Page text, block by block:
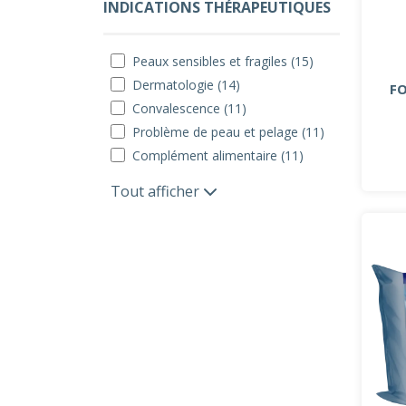
INDICATIONS THÉRAPEUTIQUES
Peaux sensibles et fragiles (15)
Dermatologie (14)
Convalescence (11)
Problème de peau et pelage (11)
Complément alimentaire (11)
Tout afficher